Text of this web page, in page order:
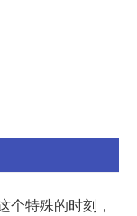
个特殊的时刻，